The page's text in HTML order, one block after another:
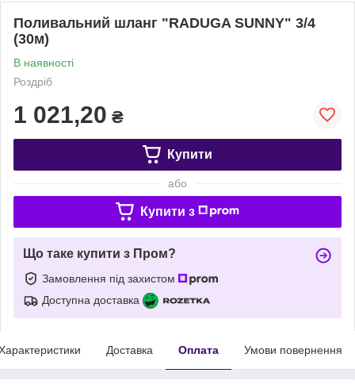
Поливальний шланг "RADUGA SUNNY" 3/4
(30м)
В наявності
Роздріб
1 021,20 ₴
Купити
або
Купити з
Що таке купити з Пром?
Замовлення під захистом
Доступна доставка
Доставка Оплата Умови повернення